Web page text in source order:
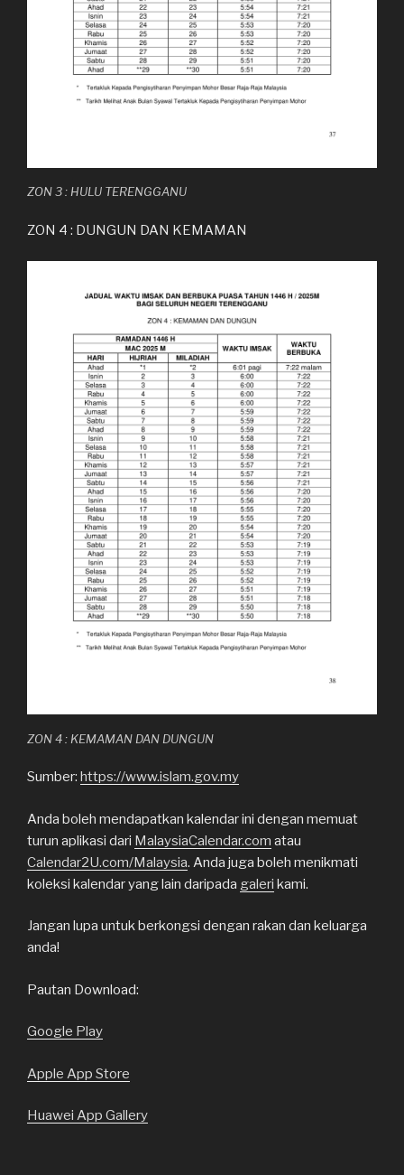
ZON 3 : HULU TERENGGANU
ZON 4 : DUNGUN DAN KEMAMAN
ZON 4 : KEMAMAN DAN DUNGUN
Sumber: https://www.islam.gov.my
Anda boleh mendapatkan kalendar ini dengan memuat
turun aplikasi dari MalaysiaCalendar.com atau
Calendar2U.com/Malaysia. Anda juga boleh menikmati
koleksi kalendar yang lain daripada galeri kami.
Jangan lupa untuk berkongsi dengan rakan dan keluarga
anda!
Pautan Download:
Google Play
Apple App Store
Huawei App Gallery